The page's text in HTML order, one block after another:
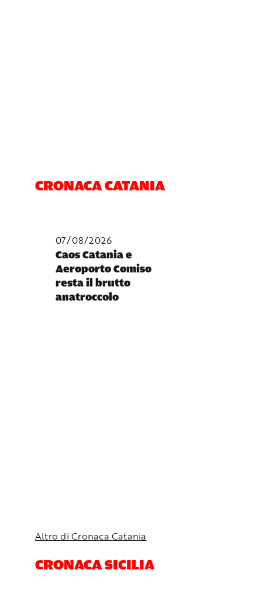
CRONACA CATANIA
07/08/2026
Caos Catania e
Aeroporto Comiso
resta il brutto
anatroccolo
Altro di Cronaca Catania
CRONACA SICILIA